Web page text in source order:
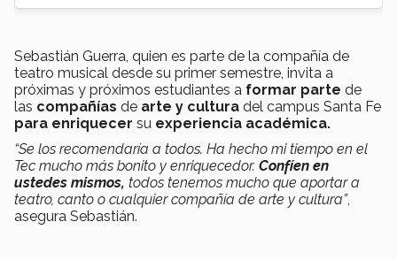
Sebastián Guerra, quien es parte de la compañía de
teatro musical desde su primer semestre, invita a
próximas y próximos estudiantes a formar parte de
las compañías de arte y cultura del campus Santa Fe
para enriquecer su experiencia académica.
“Se los recomendaría a todos. Ha hecho mi tiempo en el
Tec mucho más bonito y enriquecedor. Confíen en
ustedes mismos, todos tenemos mucho que aportar a
teatro, canto o cualquier compañía de arte y cultura”,
asegura Sebastián.